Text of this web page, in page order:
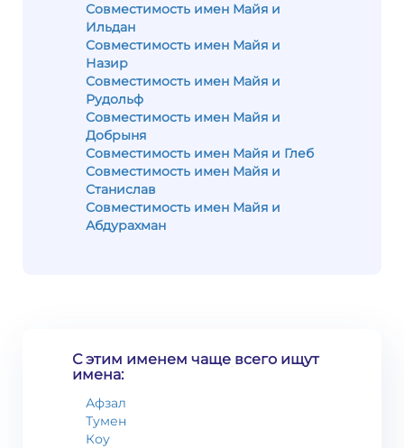
Совместимость имен Майя и
Ильдан
Совместимость имен Майя и
Назир
Совместимость имен Майя и
Рудольф
Совместимость имен Майя и
Добрыня
Совместимость имен Майя и Глеб
Совместимость имен Майя и
Станислав
Совместимость имен Майя и
Абдурахман
С этим именем чаще всего ищут
имена:
Афзал
Тумен
Коу